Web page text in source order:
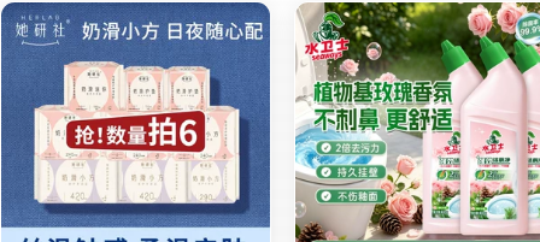
云南白药牙膏官方旗舰店
自由点官方旗舰店